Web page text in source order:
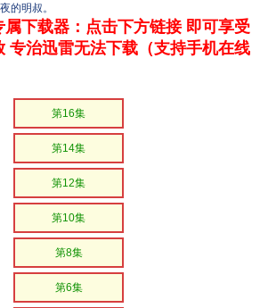
的明叔。
属下载器：点击下方链接 即可享受
专治迅雷无法下载（支持手机在线
第16集
第14集
第12集
第10集
第8集
第6集